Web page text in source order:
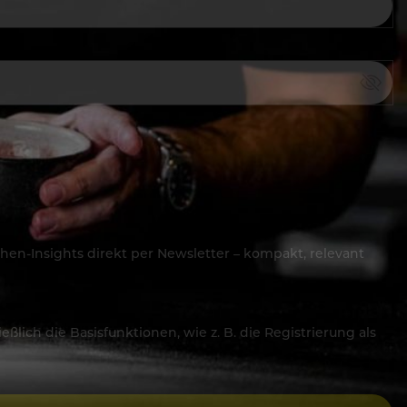
Insights direkt per Newsletter – kompakt, relevant
die Basisfunktionen, wie z. B. die Registrierung als